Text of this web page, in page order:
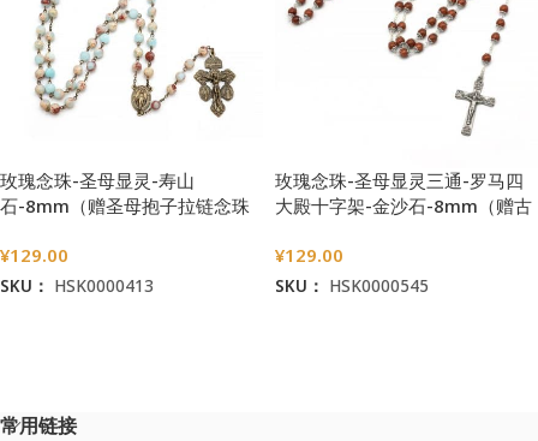
玫瑰念珠-圣母显灵-寿山
石-8mm（赠圣母抱子拉链念珠
¥129.00
SKU： HSK0000413
玫瑰念珠-圣母显灵三通-罗马四
大殿十字架-金沙石-8mm（赠古
¥129.00
SKU： HSK0000545
常用链接